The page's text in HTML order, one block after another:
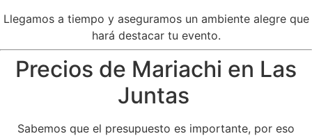
Llegamos a tiempo y aseguramos un ambiente alegre que
hará destacar tu evento.
Precios de Mariachi en Las
Juntas
Sabemos que el presupuesto es importante, por eso